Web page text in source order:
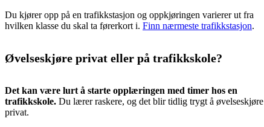
Du kjører opp på en trafikkstasjon og oppkjøringen varierer ut fra
hvilken klasse du skal ta førerkort i. Finn nærmeste trafikkstasjon.
Øvelseskjøre privat eller på trafikkskole?
Det kan være lurt å starte opplæringen med timer hos en
trafikkskole. Du lærer raskere, og det blir tidlig trygt å øvelseskjøre
privat.